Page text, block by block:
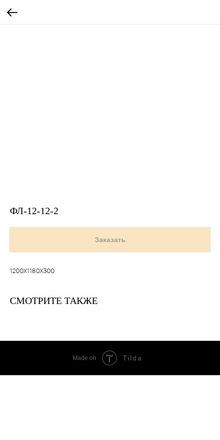
ФЛ-12-12-2
Заказать
1200Х1180Х300
СМОТРИТЕ ТАКЖЕ
Made on Tilda